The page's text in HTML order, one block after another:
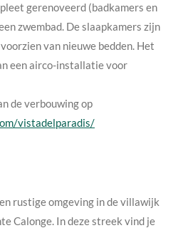
gerenoveerd (badkamers en
zwembad. De slaapkamers zijn
van nieuwe bedden. Het
een airco-installatie voor
de verbouwing op
vistadelparadis/
rustige omgeving in de villawijk
Calonge. In deze streek vind je